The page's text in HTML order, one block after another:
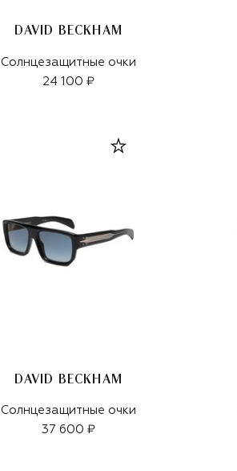
DAVID BECKHAM
Солнцезащитные очки
24 100 ₽
DAVID BECKHAM
Солнцезащитные очки
37 600 ₽